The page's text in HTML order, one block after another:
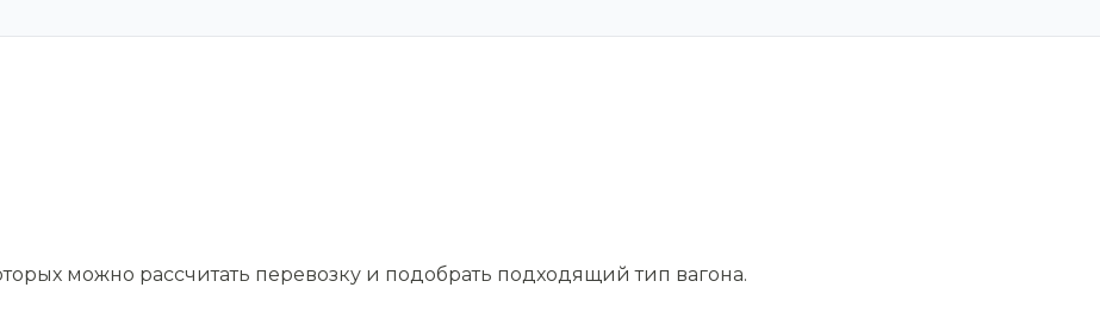
можно рассчитать перевозку и подобрать подходящий тип вагона.